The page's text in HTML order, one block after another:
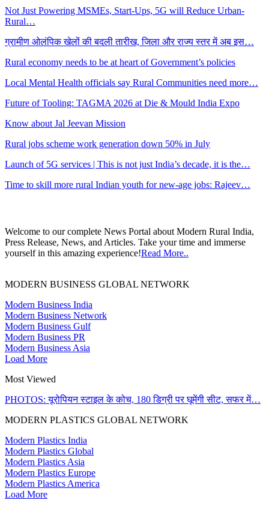
Not Just Powering MSMEs, Start-Ups, 5G will Reduce Urban-
Rural…
ग्रामीण ओलंपिक खेलों की बदली तारीख, जिला और राज्य स्तर में अब इस…
Rural economy needs to be at heart of Government’s policies
Local Mental Health officials say Rural Communities need more…
Future of Tooling: TAGMA 2026 at Die & Mould India Expo
Know about Jal Jeevan Mission
Rural jobs scheme work generation down 50% in July
Launch of 5G services | This is not just India’s decade, it is the…
Time to skill more rural Indian youth for new-age jobs: Rajeev…
Welcome to our complete News Portal about Modern Rural India,
Press Release, News, and Articles. Take your time and immerse
yourself in this amazing experience!Read More..
MODERN BUSINESS GLOBAL NETWORK
Modern Business India
Modern Business Network
Modern Business Gulf
Modern Business PR
Modern Business Asia
Load More
Most Viewed
PHOTOS: यूरोपियन स्टाइल के कोच, 180 डिग्री पर घूमेंगी सीट, सफर में…
MODERN PLASTICS GLOBAL NETWORK
Modern Plastics India
Modern Plastics Global
Modern Plastics Asia
Modern Plastics Europe
Modern Plastics America
Load More